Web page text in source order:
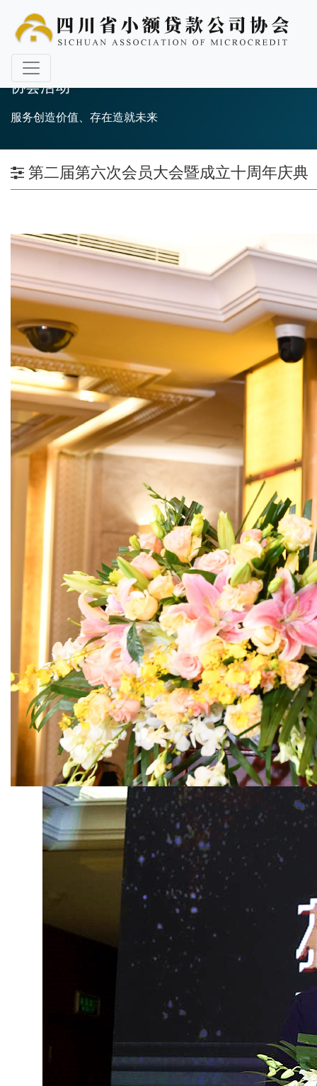
协会活动
服务创造价值、存在造就未来
第二届第六次会员大会暨成立十周年庆典